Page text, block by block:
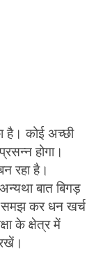
है। कोई अच्छी
होगा।
रहा है।
बात बिगड़
समझ कर धन खर्च
के क्षेत्र में